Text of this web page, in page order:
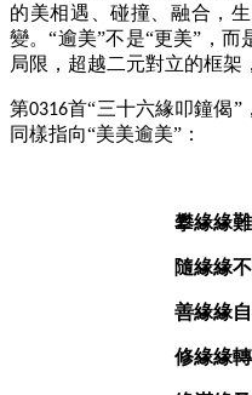
的美相遇、碰撞、融合，
變。“逾美”不是“更美”，
局限，超越二元對立的框架
第0316首“三十六緣叩鐘偈”
同樣指向“美美逾美”：
攀緣緣
隨緣緣
善緣緣
修緣緣